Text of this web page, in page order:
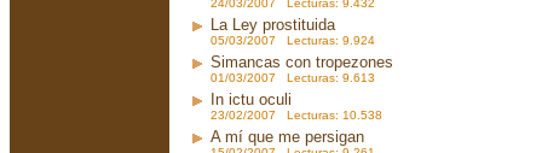
24/03/2007 Lecturas: 9.432
La Ley prostituida
05/03/2007 Lecturas: 9.924
Simancas con tropezones
01/03/2007 Lecturas: 9.613
In ictu oculi
23/02/2007 Lecturas: 10.538
A mí que me persigan